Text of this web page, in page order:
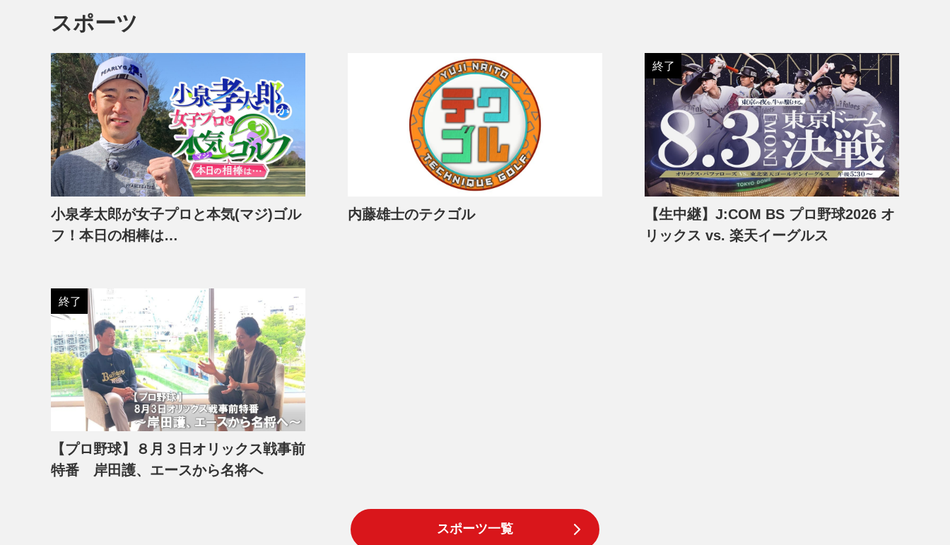
スポーツ
小泉孝太郎が女子プロと本気(マジ)ゴル
フ！本日の相棒は…
内藤雄士のテクゴル
終了
【生中継】J:COM BS プロ野球2026 オ
リックス vs. 楽天イーグルス
終了
【プロ野球】８月３日オリックス戦事前
特番 岸田護、エースから名将へ
スポーツ一覧